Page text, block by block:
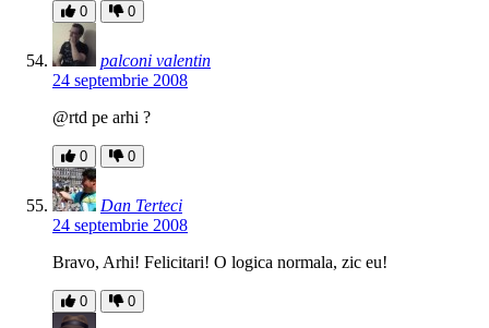
0 0
palconi valentin
24 septembrie 2008
@rtd pe arhi ?
0 0
Dan Terteci
24 septembrie 2008
Bravo, Arhi! Felicitari! O logica normala, zic eu!
0 0